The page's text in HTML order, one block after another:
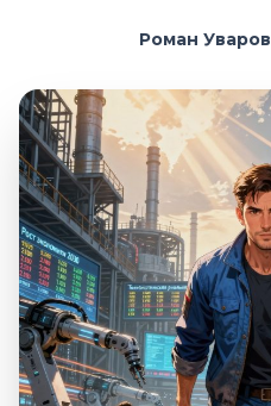
Роман Уваров